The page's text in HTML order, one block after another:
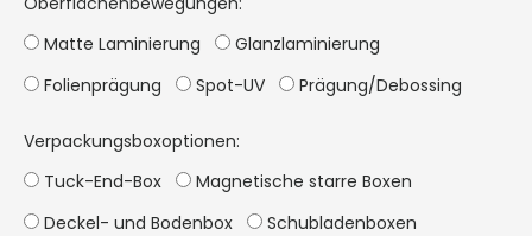
Matte Laminierung
Glanzlaminierung
Folienprägung
Spot-UV Prägung/Debossing
Verpackungsboxoptionen:
Tuck-End-Box
Magnetische starre Boxen
Deckel- und Bodenbox
Schubladenboxen